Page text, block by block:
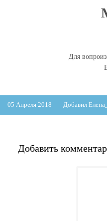
Для
05 Апреля 2018 Добавил
Добавить